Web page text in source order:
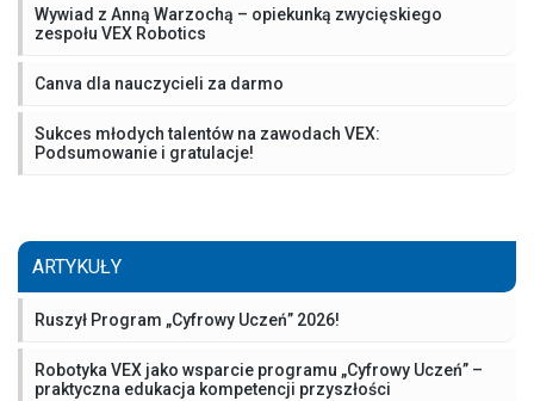
Wywiad z Anną Warzochą – opiekunką zwycięskiego
zespołu VEX Robotics
Canva dla nauczycieli za darmo
Sukces młodych talentów na zawodach VEX:
Podsumowanie i gratulacje!
ARTYKUŁY
Ruszył Program „Cyfrowy Uczeń” 2026!
Robotyka VEX jako wsparcie programu „Cyfrowy Uczeń” –
praktyczna edukacja kompetencji przyszłości